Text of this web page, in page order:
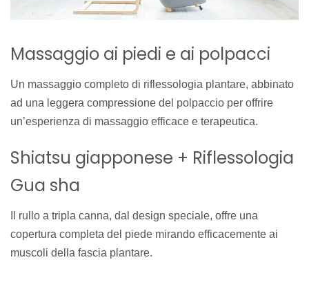
Massaggio ai piedi e ai polpacci
Un massaggio completo di riflessologia plantare, abbinato
ad una leggera compressione del polpaccio per offrire
un’esperienza di massaggio efficace e terapeutica.
Shiatsu giapponese + Riflessologia
Gua sha
Il rullo a tripla canna, dal design speciale, offre una
copertura completa del piede mirando efficacemente ai
muscoli della fascia plantare.